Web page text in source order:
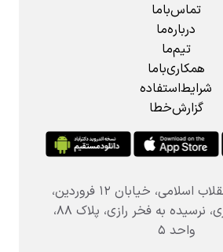
تماس‌باما
درباره‌ما
تیم‌ما
همکاری‌باما
شرایط‌استفاده
گزارش‌خطا
تهران، میدان انقلاب اسلامی، خیابان ۱۲ فروردین،
خیابان ژاندارمری، نرسیده به فخر رازی، پلاک ۸۸،
واحد ۵